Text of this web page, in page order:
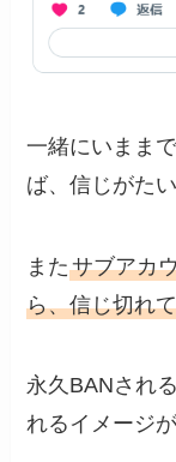
一緒にいまま
ば、信じがた
またサブアカ
ら、信じ切れ
永久BANされ
れるイメージ